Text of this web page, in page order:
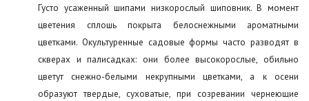
Густо усаженный шипами низкорослый шиповник. В момент
цветения сплошь покрыта белоснежными ароматными
цветками. Окультуренные садовые формы часто разводят в
скверах и палисадках: они более высокорослые, обильно
цветут снежно-белыми некрупными цветками, а к осени
образуют твердые, суховатые, при созревании чернеющие